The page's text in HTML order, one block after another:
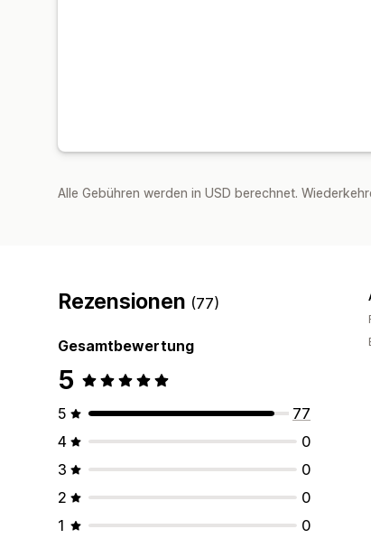
Alle Gebühren werden in USD berechnet.
Rezensionen (77)
Gesamtbewertung
5
5
77
4
0
3
0
2
0
1
0